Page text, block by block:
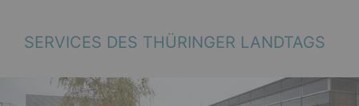
SERVICES DES THÜRINGER LANDTAGS